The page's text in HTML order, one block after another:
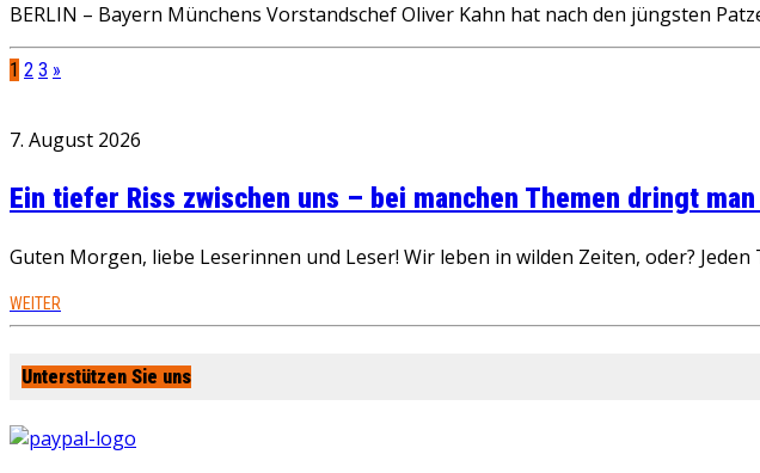
BERLIN – Bayern Münchens Vorstandschef Oliver Kahn hat nach den jüngsten
1 2 3 »
7. August 2026
Ein tiefer Riss zwischen uns – bei manchen Themen dringt
Guten Morgen, liebe Leserinnen und Leser! Wir leben in wilden Zeiten, oder?
WEITER
Unterstützen Sie uns